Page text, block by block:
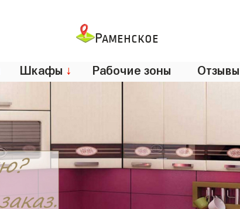
Раменское
Шкафы ↓ Рабочие зоны Отзывы